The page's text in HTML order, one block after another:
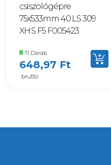
csiszológépre
75x533mm 40 LS 309
XH S F5 F005423
11 Darab
648,97 Ft
bruttó